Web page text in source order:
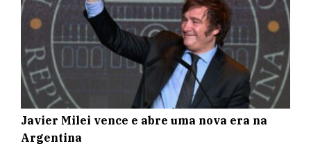
Javier Milei vence e abre uma nova era na
Argentina